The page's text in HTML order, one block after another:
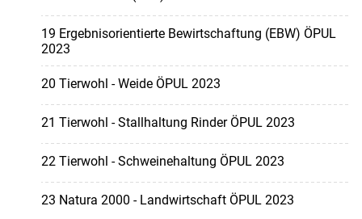
19 Ergebnisorientierte Bewirtschaftung (EBW) ÖPUL
2023
20 Tierwohl - Weide ÖPUL 2023
21 Tierwohl - Stallhaltung Rinder ÖPUL 2023
22 Tierwohl - Schweinehaltung ÖPUL 2023
23 Natura 2000 - Landwirtschaft ÖPUL 2023